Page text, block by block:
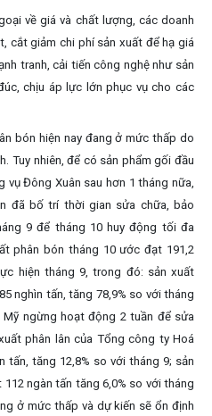
về giá và chất lượng, các doanh
cắt giảm chi phí sản xuất để hạ giá
tranh, cải tiến công nghệ như sản
chịu áp lực lớn phục vụ cho các
bón hiện nay đang ở mức thấp do
Tuy nhiên, để có sản phẩm gối đầu
Đông Xuân sau hơn 1 tháng nữa,
đã bố trí thời gian sửa chữa, bảo
9 để tháng 10 huy động tối đa
phân bón tháng 10 ước đạt 191,2
hiện tháng 9, trong đó: sản xuất
nghìn tấn, tăng 78,9% so với tháng
ngừng hoạt động 2 tuần để sửa
phân lân của Tổng công ty Hoá
tấn, tăng 12,8% so với tháng 9; sản
ngàn tấn tăng 6,0% so với tháng
ở mức thấp và dự kiến sẽ ổn định